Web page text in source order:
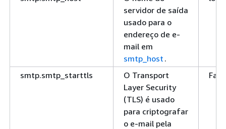
servidor de saída
usado para o
endereço de e-
mail em
smtp_host .
smtp.smtp_starttls
O Transport
Layer Security
(TLS) é usado
para criptografar
o e-mail pela